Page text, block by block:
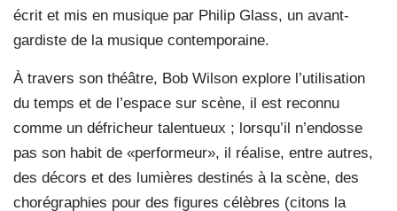
écrit et mis en musique par Philip Glass, un avant-
gardiste de la musique contemporaine.
À travers son théâtre, Bob Wilson explore l’utilisation
du temps et de l’espace sur scène, il est reconnu
comme un défricheur talentueux ; lorsqu’il n’endosse
pas son habit de «performeur», il réalise, entre autres,
des décors et des lumières destinés à la scène, des
chorégraphies pour des figures célèbres (citons la